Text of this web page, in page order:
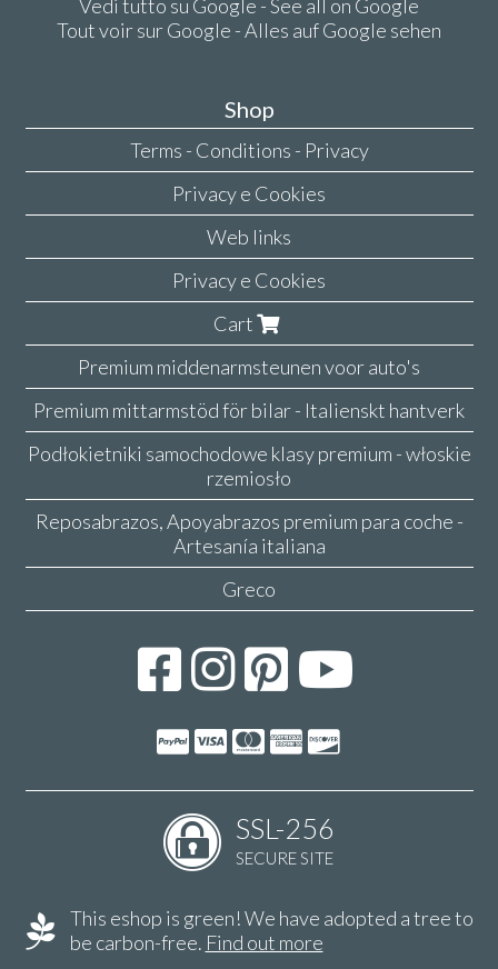
Vedi tutto su Google - See all on Google
Tout voir sur Google - Alles auf Google sehen
Shop
Terms - Conditions - Privacy
Privacy e Cookies
Web links
Privacy e Cookies
Cart
Premium middenarmsteunen voor auto's
Premium mittarmstöd för bilar - Italienskt hantverk
Podłokietniki samochodowe klasy premium - włoskie
rzemiosło
Reposabrazos, Apoyabrazos premium para coche -
Artesanía italiana
Greco
SSL-256
SECURE SITE
This eshop is green! We have adopted a tree to
be carbon-free. Find out more